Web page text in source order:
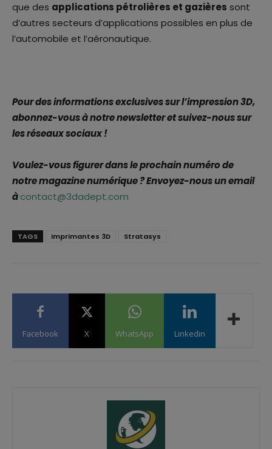
que des applications pétrolières et gazières sont
d’autres secteurs d’applications possibles en plus de
l’automobile et l’aéronautique.
Pour des informations exclusives sur l’impression 3D,
abonnez-vous à notre newsletter et suivez-nous sur
les réseaux sociaux !
Voulez-vous figurer dans le prochain numéro de
notre magazine numérique ? Envoyez-nous un email
àcontact@3dadept.com
TAGS Imprimantes 3D Stratasys
Facebook X WhatsApp Linkedin